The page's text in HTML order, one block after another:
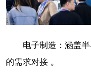
电子制造：涵盖
的需求对接 。